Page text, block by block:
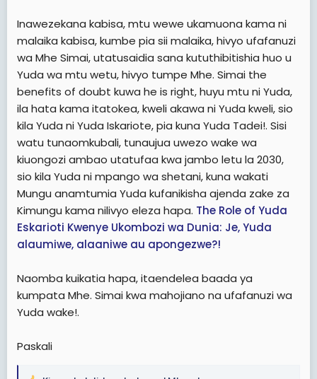
hushughulikiwa hapo hapo bila kucheleweshwa, hivyo
kama ni kweli kuna viongozi wasaliti, wasionewe aibu,
watajwe kwa majina yao sio majina ya kificho, na usaliti
wao, utawekwa hadharani, tuujue, ukithibitishwa,
hawatufai!. Hivyo Mhe. Simai ni mtu jasiri, kweli kweli,
kule nyuma aliwahi kuwa shujaa wangu, na kitendo cha
kuliambia Bunge wazi wazi kuwa kuna usaliti na kumtaja
Yuda, huu ni ujasiri, na hoja yake hiyo ya usaliti ni hoja ya
msingi, asibezwe, asikilizwe apewe muda aifafanue na
kuufafanua huo usaliti ili huyo Yuda ashughulikiwe!.
Safari ya Kuelekea 2030 na hoja za Usaliti, Udini,
Zisinyamaziwe.
Hoja hizi hazikuanza leo.
Alianza kiongozi mmoja kutangaza kuwa kuna
watu wanakaa vikao vya siri kupanga kumdhuru,
wanyawa wakali simba na chui wakati akichunga
mbuzi hivyo hawaogopi- ila hakuwataja hao
wanaokaa vikao vya siri wala kusema
wanakutania wapi.
wanapanga Njama za Kuharibu na Kudhoofisha
Inawezekana kabisa, mtu wewe ukamuona kama ni
malaika kabisa, kumbe pia sii malaika, hivyo ufafanuzi
wa Mhe Simai, utatusaidia sana kututhibitishia huo u
Yuda wa mtu wetu, hivyo tumpe Mhe. Simai the
benefits of doubt kuwa he is right, huyu mtu ni Yuda,
ila hata kama itatokea, kweli akawa ni Yuda kweli, sio
kila Yuda ni Yuda Iskariote, pia kuna Yuda Tadei!. Sisi
watu tunaomkubali, tunaujua uwezo wake wa
kiuongozi ambao utatufaa kwa jambo letu la 2030,
sio kila Yuda ni mpango wa shetani, kuna wakati
Mungu anamtumia Yuda kufanikisha ajenda zake za
Kimungu kama nilivyo eleza hapa. The Role of Yuda
Eskarioti Kwenye Ukombozi wa Dunia: Je, Yuda
alaumiwe, alaaniwe au apongezwe?!
Naomba kuikatia hapa, itaendelea baada ya
kumpata Mhe. Simai kwa mahojiano na ufafanuzi wa
Yuda wake!.
Paskali